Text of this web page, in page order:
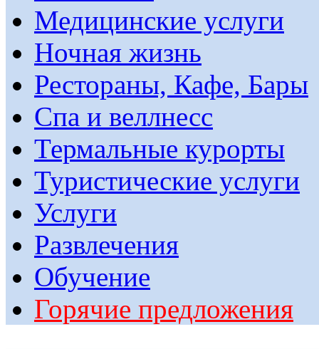
Медицинские услуги
Ночная жизнь
Рестораны, Кафе, Бары
Спа и веллнесс
Термальные курорты
Туристические услуги
Услуги
Развлечения
Обучение
Горячие предложения